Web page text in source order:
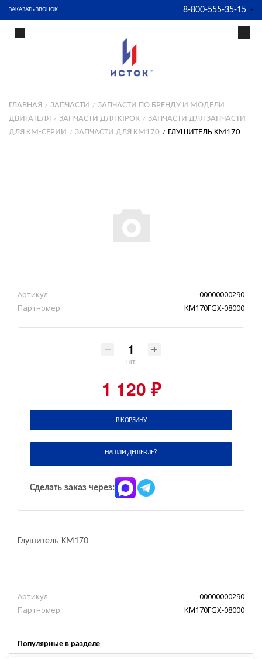
ЗАКАЗАТЬ ЗВОНОК 8-800-555-35-15
ГЛАВНАЯ ЗАПЧАСТИ
ЗАПЧАСТИ ПО БРЕНДУ И МОДЕЛИ
ДВИГАТЕЛЯ
ЗАПЧАСТИ ДЛЯ KIPOR
ЗАПЧАСТИ ДЛЯ ЗАПЧАСТИ
ДЛЯ KM-СЕРИИ
ЗАПЧАСТИ ДЛЯ KM170 ГЛУШИТЕЛЬ KM170
Артикул
00000000290
Партномер
KM170FGX-08000
шт
1 120 ₽
В КОРЗИНУ
НАШЛИ ДЕШЕВЛЕ?
Сделать заказ через:
Глушитель KM170
Артикул
00000000290
Партномер
KM170FGX-08000
Популярные в разделе